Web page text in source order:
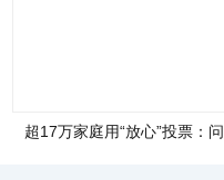
超17万家庭用“放心”投票：问